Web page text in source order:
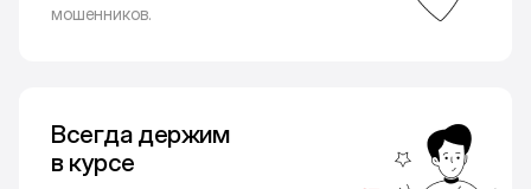
мошенников.
Всегда держим
в курсе